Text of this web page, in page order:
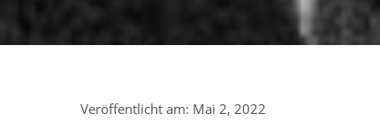
Veröffentlicht am: Mai 2, 2022